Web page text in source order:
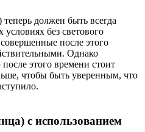
должен быть всегда
без светового
после этого
Однако
этого времени стоит
чтобы быть уверенным, что
с использованием